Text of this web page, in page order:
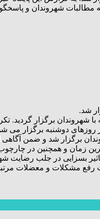
شهروندان و
شد.
شهروندان برگزار
دوشنبه برگزار می
برگزار شد و ضمن
زمان و همچنین در
بسزایی در جلب رضایت
با شهرداری، روزهای دوشنبه هر